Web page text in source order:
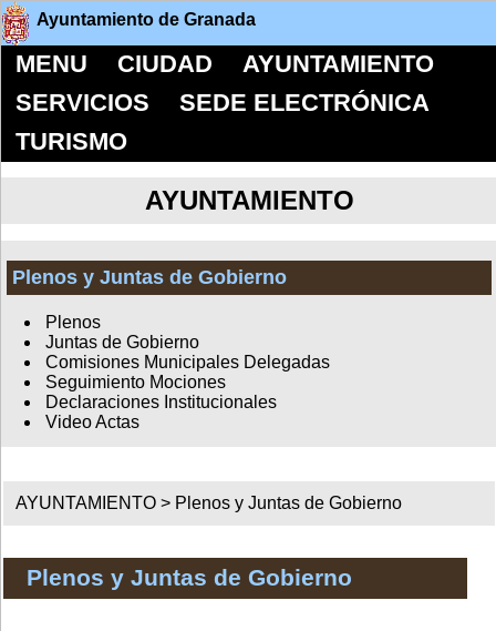
Ayuntamiento de Granada
MENU CIUDAD
AYUNTAMIENTO
SERVICIOS
SEDE ELECTRÓNICA
TURISMO
AYUNTAMIENTO
Plenos y Juntas de Gobierno
Plenos
Juntas de Gobierno
Comisiones Municipales Delegadas
Seguimiento Mociones
Declaraciones Institucionales
Video Actas
AYUNTAMIENTO > Plenos y Juntas de Gobierno
Plenos y Juntas de Gobierno